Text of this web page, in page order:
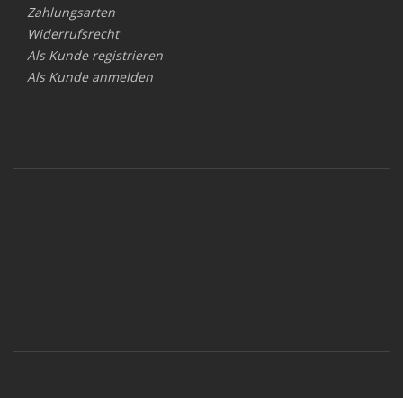
Zahlungsarten
Widerrufsrecht
Als Kunde registrieren
Als Kunde anmelden